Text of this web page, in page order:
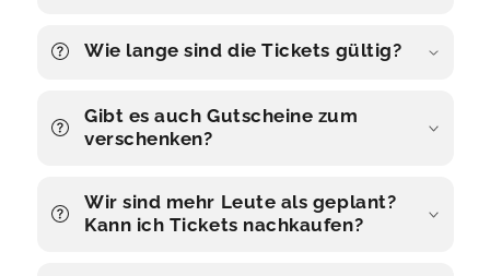
Wie lange sind die Tickets gültig?
Gibt es auch Gutscheine zum
verschenken?
Wir sind mehr Leute als geplant?
Kann ich Tickets nachkaufen?